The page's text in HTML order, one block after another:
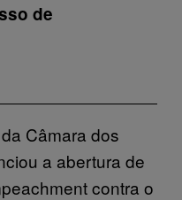
de
Câmara dos
a abertura de
contra o